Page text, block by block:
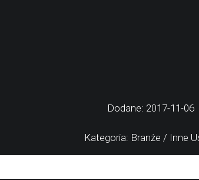
Dodane: 2017-11-06
Kategoria: Branże / Inne